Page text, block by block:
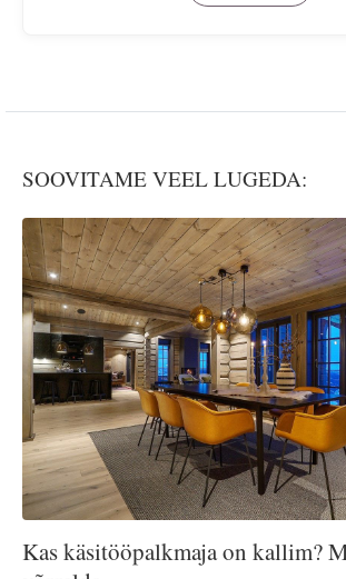
SOOVITAME VEEL LUGEDA:
Kas käsitööpalkmaja on kallim?